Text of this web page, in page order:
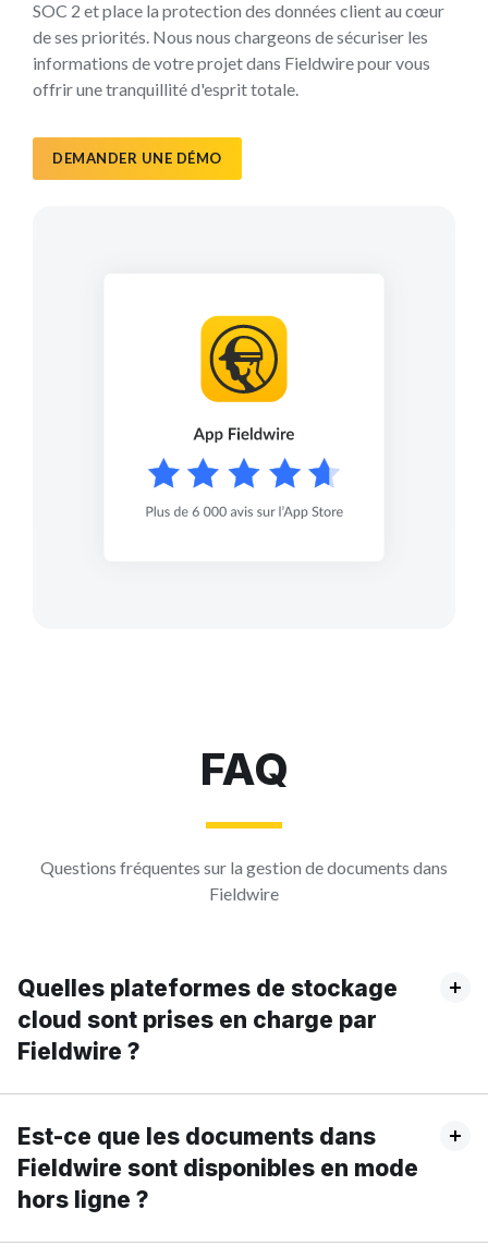
SOC 2 et place la protection des données client au cœur
de ses priorités. Nous nous chargeons de sécuriser les
informations de votre projet dans Fieldwire pour vous
offrir une tranquillité d'esprit totale.
DEMANDER UNE DÉMO
FAQ
Questions fréquentes sur la gestion de documents dans
Fieldwire
Quelles plateformes de stockage
cloud sont prises en charge par
Fieldwire ?
Est-ce que les documents dans
Fieldwire sont disponibles en mode
hors ligne ?